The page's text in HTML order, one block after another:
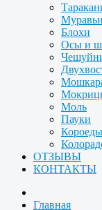
Муравьи
Блохи
Осы и
Моль
Пауки
Короеды
ОТЗЫВЫ
КОНТАКТЫ
Главная